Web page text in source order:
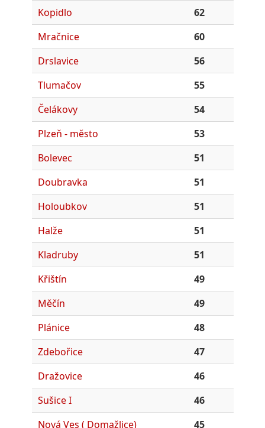
Kopidlo
62
Mračnice
60
Drslavice
56
Tlumačov
55
Čelákovy
54
Plzeň - město
53
Bolevec
51
Doubravka
51
Holoubkov
51
Halže
51
Kladruby
51
Křištín
49
Měčín
49
Plánice
48
Zdebořice
47
Dražovice
46
Sušice I
46
Nová Ves ( Domažlice)
45